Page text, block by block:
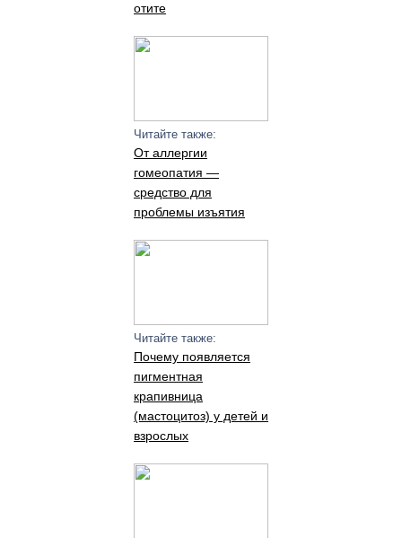
отите
Читайте также:
От аллергии
гомеопатия —
средство для
проблемы изъятия
Читайте также:
Почему появляется
пигментная
крапивница
(мастоцитоз) у детей и
взрослых